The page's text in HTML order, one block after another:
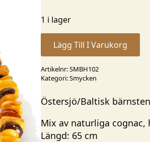
1 i lager
Lägg Till I Varukorg
Artikelnr:SMBH102
Kategori:Smycken
Östersjö/Baltisk
Mix av naturliga
Längd: 65 cm